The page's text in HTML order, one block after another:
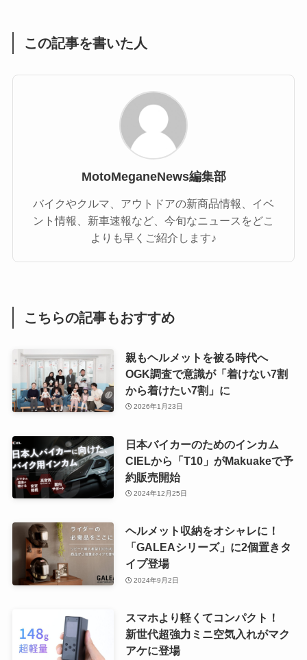
この記事を書いた人
MotoMeganeNews編集部
バイクやクルマ、アウトドアの新商品情報、イベ
ント情報、新車速報など、今旬なニュースをどこ
よりも早くご紹介します♪
こちらの記事もおすすめ
親もヘルメットを被る時代へ
OGK調査で意識が「着けない7割
から着けたい7割」に
2026年1月23日
日本バイカーのためのインカム
CIELから「T10」がMakuakeで予
約販売開始
2024年12月25日
ヘルメット収納をオシャレに！
「GALEAシリーズ」に2個置きタ
イプ登場
2024年9月2日
スマホより軽くてコンパクト！
新世代超強力ミニ空気入れがマク
アケに登場